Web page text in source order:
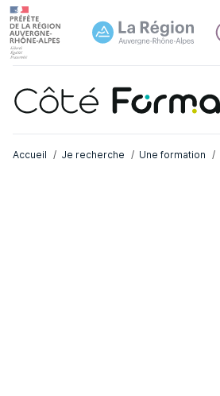
Accueil Je recherche Une formation